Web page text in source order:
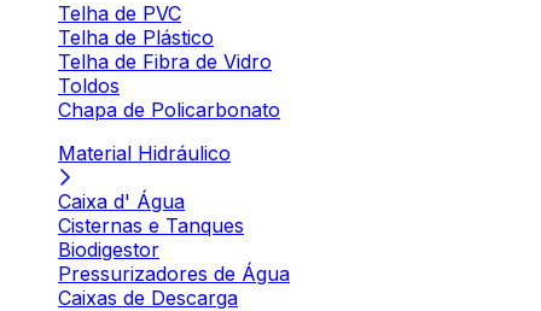
Telha de PVC
Telha de Plástico
Telha de Fibra de Vidro
Toldos
Chapa de Policarbonato
Material Hidráulico
Caixa d' Água
Cisternas e Tanques
Biodigestor
Pressurizadores de Água
Caixas de Descarga